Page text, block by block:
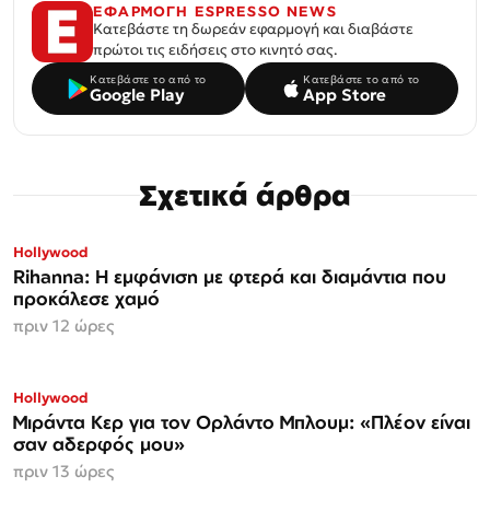
ΕΦΑΡΜΟΓΗ ESPRESSO NEWS
Κατεβάστε τη δωρεάν εφαρμογή και διαβάστε
πρώτοι τις ειδήσεις στο κινητό σας.
Κατεβάστε το από το
Google Play
Κατεβάστε το από το
App Store
Σχετικά άρθρα
Hollywood
Rihanna: Η εμφάνιση με φτερά και διαμάντια που
προκάλεσε χαμό
πριν 12 ώρες
Hollywood
Μιράντα Κερ για τον Ορλάντο Μπλουμ: «Πλέον είναι
σαν αδερφός μου»
πριν 13 ώρες